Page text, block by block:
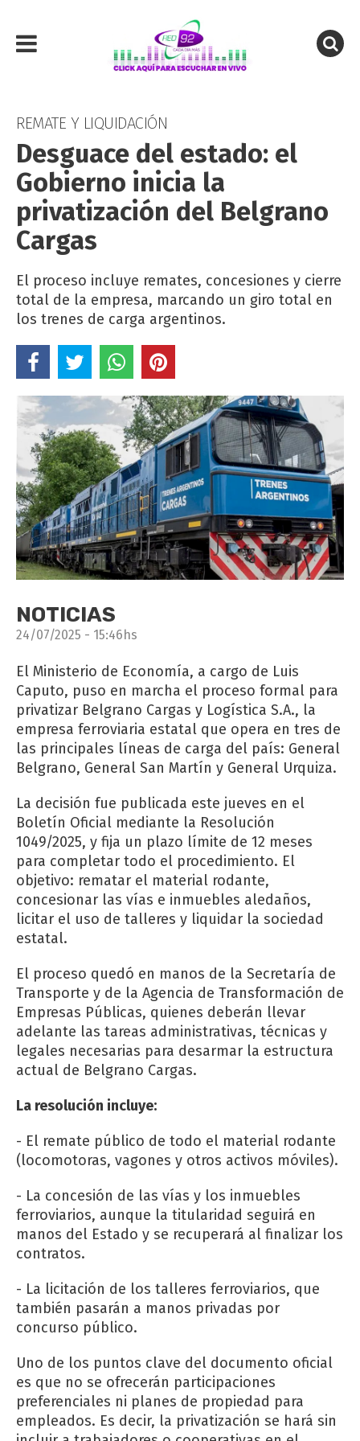
REMATE Y LIQUIDACIÓN
Desguace del estado: el
Gobierno inicia la
privatización del Belgrano
Cargas
El proceso incluye remates, concesiones y cierre
total de la empresa, marcando un giro total en
los trenes de carga argentinos.
NOTICIAS
24/07/2025 - 15:46hs
El Ministerio de Economía, a cargo de Luis
Caputo, puso en marcha el proceso formal para
privatizar Belgrano Cargas y Logística S.A., la
empresa ferroviaria estatal que opera en tres de
las principales líneas de carga del país: General
Belgrano, General San Martín y General Urquiza.
La decisión fue publicada este jueves en el
Boletín Oficial mediante la Resolución
1049/2025, y fija un plazo límite de 12 meses
para completar todo el procedimiento. El
objetivo: rematar el material rodante,
concesionar las vías e inmuebles aledaños,
licitar el uso de talleres y liquidar la sociedad
estatal.
El proceso quedó en manos de la Secretaría de
Transporte y de la Agencia de Transformación de
Empresas Públicas, quienes deberán llevar
adelante las tareas administrativas, técnicas y
legales necesarias para desarmar la estructura
actual de Belgrano Cargas.
La resolución incluye:
- El remate público de todo el material rodante
(locomotoras, vagones y otros activos móviles).
- La concesión de las vías y los inmuebles
ferroviarios, aunque la titularidad seguirá en
manos del Estado y se recuperará al finalizar los
contratos.
- La licitación de los talleres ferroviarios, que
también pasarán a manos privadas por
concurso público.
Uno de los puntos clave del documento oficial
es que no se ofrecerán participaciones
preferenciales ni planes de propiedad para
empleados. Es decir, la privatización se hará sin